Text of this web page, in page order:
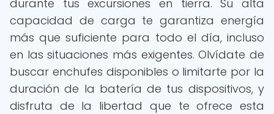
durante tus excursiones en tierra. Su alta
capacidad de carga te garantiza energía
más que suficiente para todo el día, incluso
en las situaciones más exigentes. Olvídate de
buscar enchufes disponibles o limitarte por la
duración de la batería de tus dispositivos, y
disfruta de la libertad que te ofrece esta